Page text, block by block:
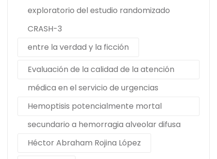
exploratorio del estudio randomizado
CRASH-3
entre la verdad y la ficción
Evaluación de la calidad de la atención
médica en el servicio de urgencias
Hemoptisis potencialmente mortal
secundario a hemorragia alveolar difusa
Héctor Abraham Rojina López